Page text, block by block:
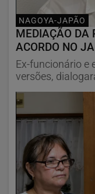
NAGOYA-JAPÃO
MEDIAÇÃO DA
ACORDO NO
Ex-funcionário e
versões,